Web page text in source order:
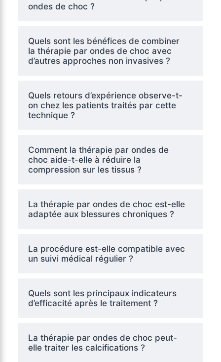
ondes de choc ?
Quels sont les bénéfices de combiner
la thérapie par ondes de choc avec
d’autres approches non invasives ?
Quels retours d’expérience observe-t-
on chez les patients traités par cette
technique ?
Comment la thérapie par ondes de
choc aide-t-elle à réduire la
compression sur les tissus ?
La thérapie par ondes de choc est-elle
adaptée aux blessures chroniques ?
La procédure est-elle compatible avec
un suivi médical régulier ?
Quels sont les principaux indicateurs
d’efficacité après le traitement ?
La thérapie par ondes de choc peut-
elle traiter les calcifications ?